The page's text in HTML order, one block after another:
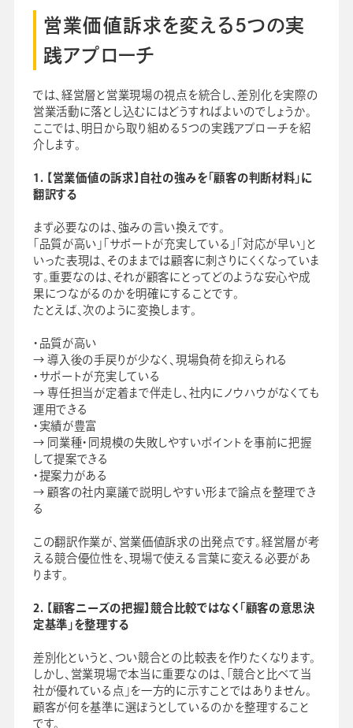
営業価値訴求を変える5つの実
践アプローチ
では、経営層と営業現場の視点を統合し、差別化を実際の
営業活動に落とし込むにはどうすればよいのでしょうか。
ここでは、明日から取り組める5つの実践アプローチを紹
介します。
1. 【営業価値の訴求】自社の強みを「顧客の判断材料」に
翻訳する
まず必要なのは、強みの言い換えです。
「品質が高い」「サポートが充実している」「対応が早い」と
いった表現は、そのままでは顧客に刺さりにくくなっていま
す。重要なのは、それが顧客にとってどのような安心や成
果につながるのかを明確にすることです。
たとえば、次のように変換します。
・品質が高い
→ 導入後の手戻りが少なく、現場負荷を抑えられる
・サポートが充実している
→ 専任担当が定着まで伴走し、社内にノウハウがなくても
運用できる
・実績が豊富
→ 同業種・同規模の失敗しやすいポイントを事前に把握
して提案できる
・提案力がある
→ 顧客の社内稟議で説明しやすい形まで論点を整理でき
る
この翻訳作業が、営業価値訴求の出発点です。経営層が考
える競合優位性を、現場で使える言葉に変える必要があ
ります。
2. 【顧客ニーズの把握】競合比較ではなく「顧客の意思決
定基準」を整理する
差別化というと、つい競合との比較表を作りたくなります。
しかし、営業現場で本当に重要なのは、「競合と比べて当
社が優れている点」を一方的に示すことではありません。
顧客が何を基準に選ぼうとしているのかを整理すること
です。